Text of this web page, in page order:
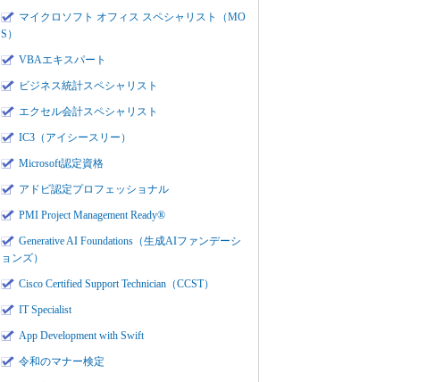
マイクロソフト オフィス スペシャリスト（MO
S）
VBAエキスパート
ビジネス統計スペシャリスト
エクセル会計スペシャリスト
IC3（アイシースリー）
Microsoft認定資格
アドビ認定プロフェッショナル
PMI Project Management Ready®
Generative AI Foundations（生成AIファンデーシ
ョンズ）
Cisco Certified Support Technician（CCST）
IT Specialist
App Development with Swift
令和のマナー検定